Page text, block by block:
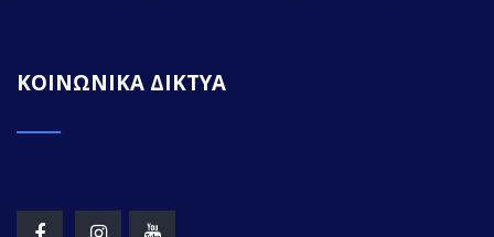
ΚΟΙΝΩΝΙΚΑ ΔΙΚΤΥΑ